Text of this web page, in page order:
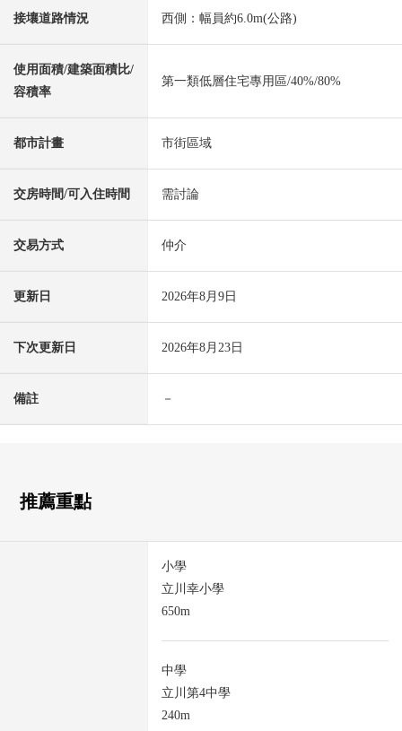
接壤道路情況 西側：幅員約6.0m(公路)
使用面積/建築面積比/
容積率
第一類低層住宅專用區/40%/80%
都市計畫 市街區域
交房時間/可入住時間 需討論
交易方式 仲介
更新日 2026年8月9日
下次更新日 2026年8月23日
備註 －
推薦重點
小學
立川幸小學
650m
中學
立川第4中學
240m